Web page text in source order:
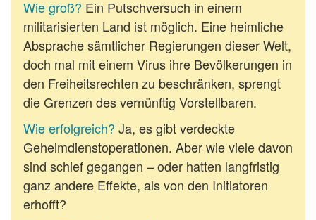
Wie groß? Ein Putschversuch in einem
militarisierten Land ist möglich. Eine heimliche
Absprache sämtlicher Regierungen dieser Welt,
doch mal mit einem Virus ihre Bevölkerungen in
den Freiheitsrechten zu beschränken, sprengt
die Grenzen des vernünftig Vorstellbaren.
Wie erfolgreich? Ja, es gibt verdeckte
Geheimdienstoperationen. Aber wie viele davon
sind schief gegangen – oder hatten langfristig
ganz andere Effekte, als von den Initiatoren
erhofft?